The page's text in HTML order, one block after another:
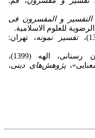
التفسیر و المفسرون فی
للعلوم الاسلامیة.
تفسیر نمونه، تهران:
مهدوی‎راد، محمدعلی؛ هادیان رسنانی، الهه (1399)،
پژوهش‌های دینی،